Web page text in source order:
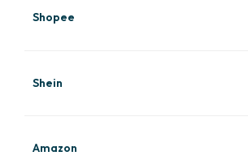
Shopee
Shein
Amazon